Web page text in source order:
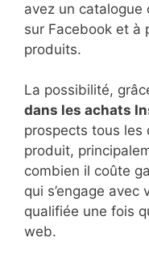
avez un
sur Facebook et à
produits.
La possibilité,
dans les achats
prospects tous
produit,
combien il coûte
qui s’engage
qualifiée une fois
web.